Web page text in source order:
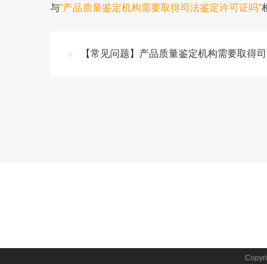
与“产品质量鉴定机构需要取得司法鉴定许可证吗”
【常见问题】产品质量鉴定机构需要取得